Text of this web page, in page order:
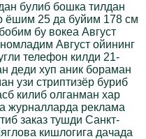
булиб бошка тилдан
ёшим 25 да буйим 178 см
бу вокеа Август
Август ойининг
телефон килди 21-
деди хуп аник бораман
узи стриптизёр буриб
килиб олганман хар
журналларда реклама
заказ тушди Санкт-
кишлогига дачада